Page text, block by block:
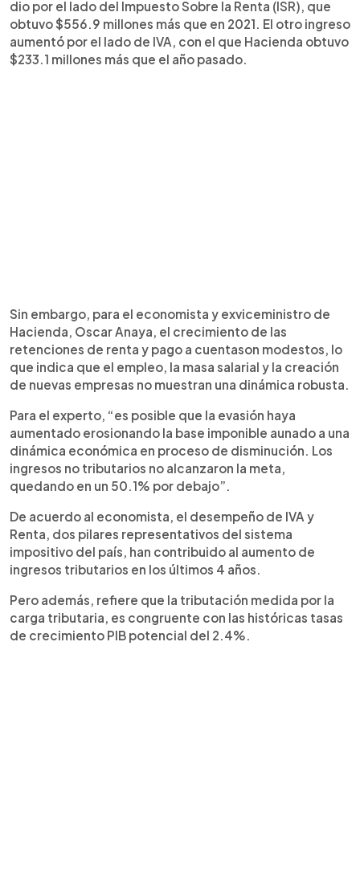
dio por el lado del Impuesto Sobre la Renta (ISR), que
obtuvo $556.9 millones más que en 2021. El otro ingreso
aumentó por el lado de IVA, con el que Hacienda obtuvo
$233.1 millones más que el año pasado.
Sin embargo, para el economista y exviceministro de
Hacienda, Oscar Anaya, el crecimiento de las
retenciones de renta y pago a cuentason modestos, lo
que indica que el empleo, la masa salarial y la creación
de nuevas empresas no muestran una dinámica robusta.
Para el experto, “es posible que la evasión haya
aumentado erosionando la base imponible aunado a una
dinámica económica en proceso de disminución. Los
ingresos no tributarios no alcanzaron la meta,
quedando en un 50.1% por debajo”.
De acuerdo al economista, el desempeño de IVA y
Renta, dos pilares representativos del sistema
impositivo del país, han contribuido al aumento de
ingresos tributarios en los últimos 4 años.
Pero además, refiere que la tributación medida por la
carga tributaria, es congruente con las históricas tasas
de crecimiento PIB potencial del 2.4%.